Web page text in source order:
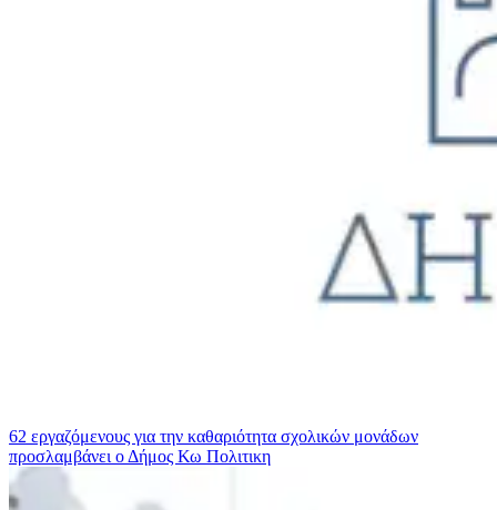
62 εργαζόμενους για την καθαριότητα σχολικών μονάδων
προσλαμβάνει ο Δήμος Κω Πολιτικη